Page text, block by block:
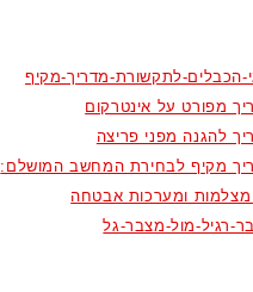
הכבלים-לתקשורת-מדריך-מקיף
מפורט על אינטרקום
להגנה מפני פריצה
מקיף לבחירת המחשב המושלם:
מצלמות ומערכות אבטחה
רגיל-מול-מצבר-גל